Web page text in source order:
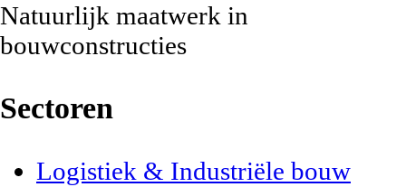
Natuurlijk maatwerk in
bouwconstructies
Sectoren
Logistiek & Industriële bouw